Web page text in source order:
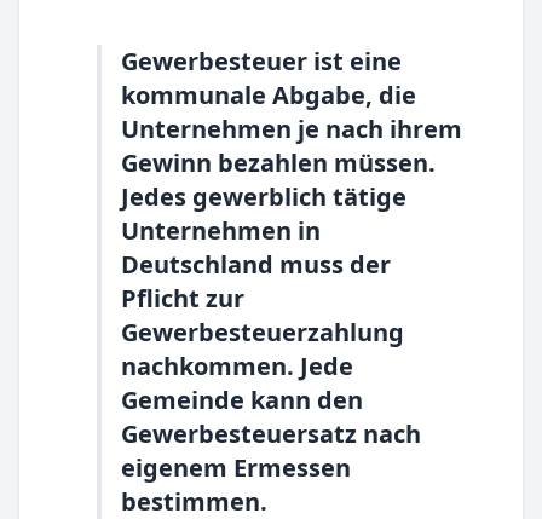
Gewerbesteuer ist eine
kommunale Abgabe, die
Unternehmen je nach ihrem
Gewinn bezahlen müssen.
Jedes gewerblich tätige
Unternehmen in
Deutschland muss der
Pflicht zur
Gewerbesteuerzahlung
nachkommen. Jede
Gemeinde kann den
Gewerbesteuersatz nach
eigenem Ermessen
bestimmen.